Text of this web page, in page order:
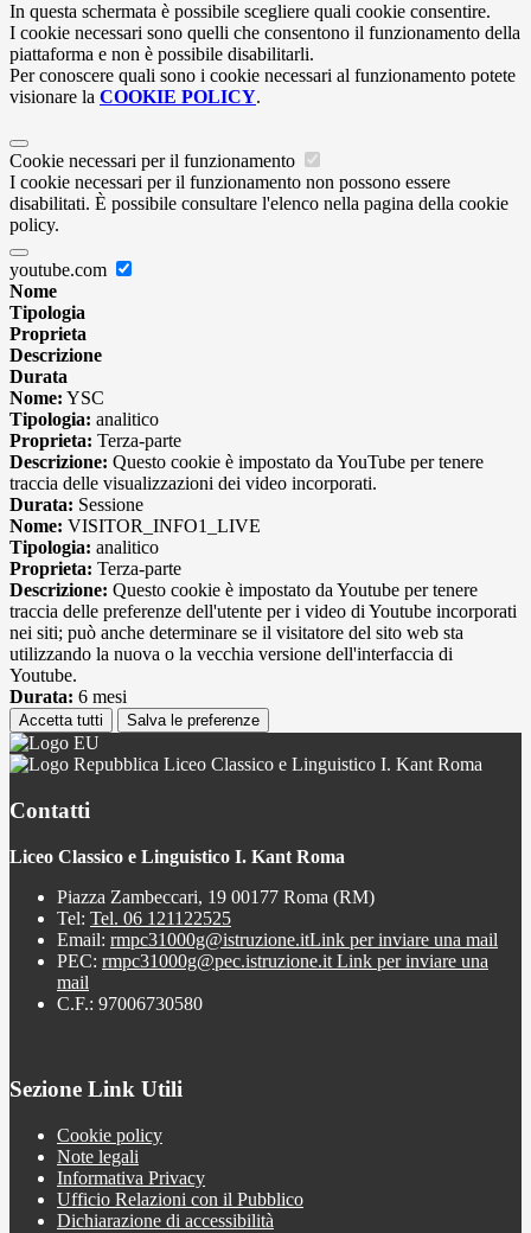
In questa schermata è possibile scegliere quali cookie consentire.
I cookie necessari sono quelli che consentono il funzionamento della
piattaforma e non è possibile disabilitarli.
Per conoscere quali sono i cookie necessari al funzionamento potete
visionare la COOKIE POLICY.
Cookie necessari per il funzionamento
I cookie necessari per il funzionamento non possono essere
disabilitati. È possibile consultare l'elenco nella pagina della cookie
policy.
youtube.com
Nome
Tipologia
Proprieta
Descrizione
Durata
Nome: YSC
Tipologia: analitico
Proprieta: Terza-parte
Descrizione: Questo cookie è impostato da YouTube per tenere
traccia delle visualizzazioni dei video incorporati.
Durata: Sessione
Nome: VISITOR_INFO1_LIVE
Tipologia: analitico
Proprieta: Terza-parte
Descrizione: Questo cookie è impostato da Youtube per tenere
traccia delle preferenze dell'utente per i video di Youtube incorporati
nei siti; può anche determinare se il visitatore del sito web sta
utilizzando la nuova o la vecchia versione dell'interfaccia di
Youtube.
Durata: 6 mesi
Accetta tutti Salva le preferenze
Liceo Classico e Linguistico I. Kant Roma
Contatti
Liceo Classico e Linguistico I. Kant Roma
Piazza Zambeccari, 19 00177 Roma (RM)
Tel: Tel. 06 121122525
Email: rmpc31000g@istruzione.itLink per inviare una mail
PEC: rmpc31000g@pec.istruzione.it Link per inviare una
mail
C.F.: 97006730580
Sezione Link Utili
Cookie policy
Note legali
Informativa Privacy
Ufficio Relazioni con il Pubblico
Dichiarazione di accessibilità